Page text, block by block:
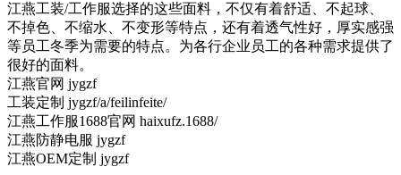
江燕工装/工作服选择的这些面料，不仅有着舒适、不起球、
不掉色、不缩水、不变形等特点，还有着透气性好，厚实感强
等员工冬季为需要的特点。为各行企业员工的各种需求提供了
很好的面料。
江燕官网 jygzf
工装定制 jygzf/a/feilinfeite/
江燕工作服1688官网 haixufz.1688/
江燕防静电服 jygzf
江燕OEM定制 jygzf